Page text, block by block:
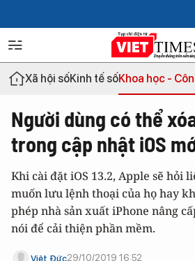
Xã hội sốKinh tế sốKhoa học -
Người dùng có thể
trong cập nhật iOS
Khi cài đặt iOS 13.2, Apple sẽ hỏi
muốn lưu lệnh thoại của họ hay
phép nhà sản xuất iPhone nâng
nói để cải thiện phần mềm.
Việt Đức29/10/2019 16:52